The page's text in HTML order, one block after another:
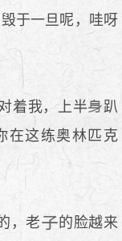
于一旦呢，哇呀
着我，上半
趴
在这练奥林匹克
，老
的脸越来